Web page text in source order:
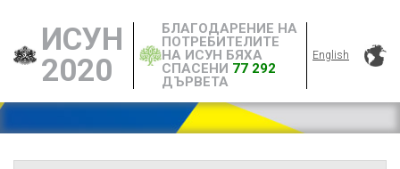
ИСУН
2020
БЛАГОДАРЕНИЕ НА
ПОТРЕБИТЕЛИТЕ
НА ИСУН БЯХА
СПАСЕНИ 77 292
ДЪРВЕТА
English